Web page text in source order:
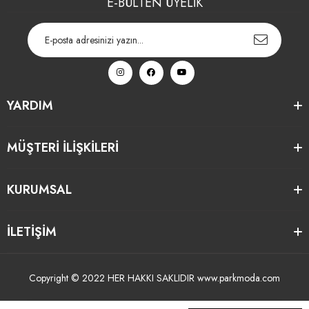
İLETİŞİM
KURUMSAL
MÜŞTERİ İLİŞKİLERİ
YARDIM
Copyright © 2022 HER HAKKI SAKLIDIR www.parkmoda.com